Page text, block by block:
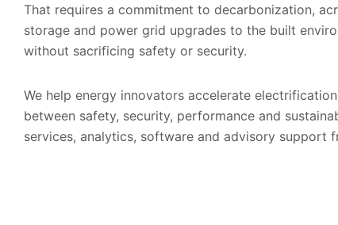
That requires a commitment to decarbonization,
storage and power grid upgrades to the built
without sacrificing safety or security.
We help energy innovators accelerate
between safety, security, performance and
services, analytics, software and advisory support